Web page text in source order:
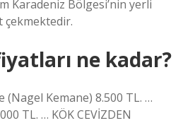
Karadeniz Bölgesi’nin yerli
çekmektedir.
ne kadar?
(Nagel Kemane) 8.500 TL. …
TL. … KÖK CEVİZDEN